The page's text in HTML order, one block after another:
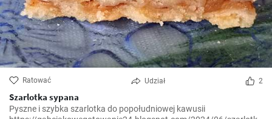
Ratować Udział 2
Szarlotka sypana
Pyszne i szybka szarlotka do popołudniowej kawusii